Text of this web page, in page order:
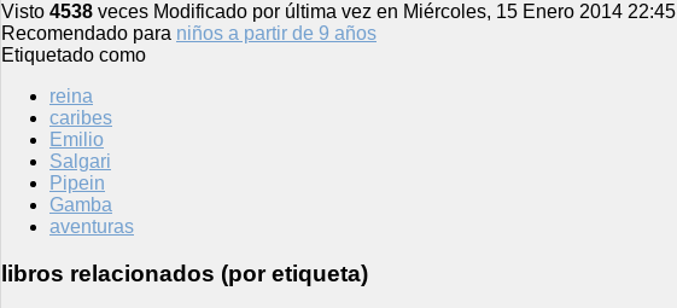
Visto 4538 veces Modificado por última vez en Miércoles, 15 Enero 2014 22:45
Recomendado para niños a partir de 9 años
Etiquetado como
reina
caribes
Emilio
Salgari
Pipein
Gamba
aventuras
libros relacionados (por etiqueta)